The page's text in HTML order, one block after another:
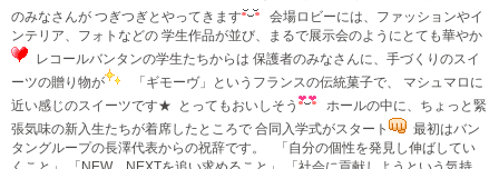
のみなさんが つぎつぎとやってきます
会場ロビーには、ファッションやイ
ンテリア、フォトなどの 学生作品が並び、まるで展示会のようにとても華やか
レコールバンタンの学生たちからは 保護者のみなさんに、手づくりのスイ
ーツの贈り物が
「ギモーヴ」というフランスの伝統菓子で、 マシュマロに
近い感じのスイーツです★
とってもおいしそう
ホールの中に、ちょっと緊
張気味の新入生たちが着席したところで 合同入学式がスタート
最初はバン
タングループの長澤代表からの祝辞です。 「自分の個性を発見し伸ばしてい